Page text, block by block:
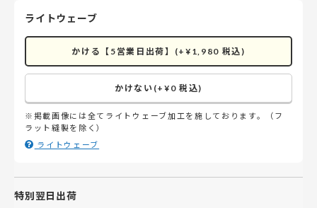
ライトウェーブ
かける【5営業日出荷】(+¥1,980 税込)
かけない(+¥0 税込)
※掲載画像には全てライトウェーブ加工を施しております。（フ
ラット縫製を除く）
ライトウェーブ
特別翌日出荷